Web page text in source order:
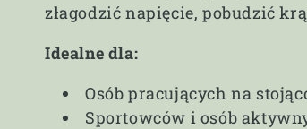
złagodzić napięcie, pobudzić
Idealne dla:
Osób pracujących na
Sportowców i osób